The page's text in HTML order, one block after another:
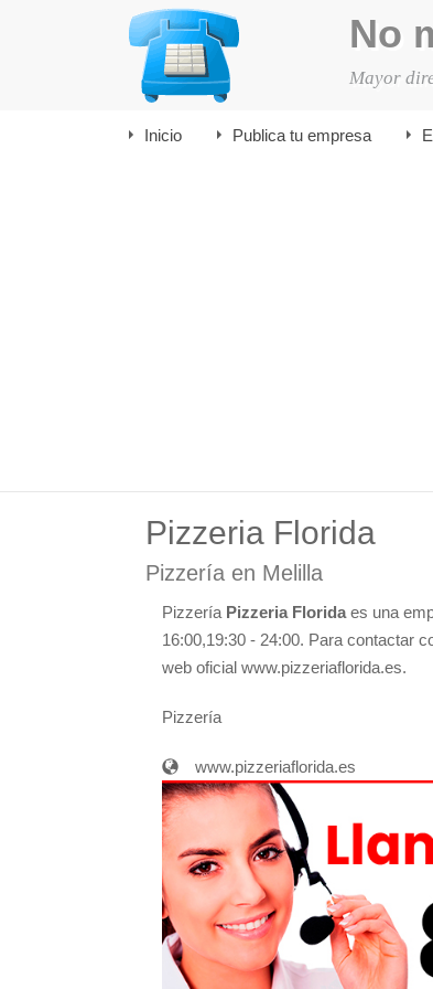
No
Mayor
Inicio Publica tu empresa
Pizzeria Florida
Pizzería en Melilla
Pizzería Pizzeria Florida es una
16:00,19:30 - 24:00. Para contactar
web oficial www.pizzeriaflorida.es.
Pizzería
www.pizzeriaflorida.es